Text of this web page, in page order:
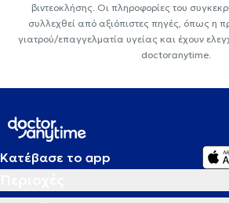
βιντεοκλήσης. Οι πληροφορίες του
συλλεχθεί από αξιόπιστες πηγές, όπως η
γιατρού/επαγγελματία υγείας και έχουν
doctoranytime.
Κατέβασε το app